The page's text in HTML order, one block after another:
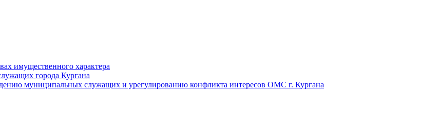
имущественного характера
города Кургана
муниципальных служащих и урегулированию конфликта интересов ОМС г. Кургана